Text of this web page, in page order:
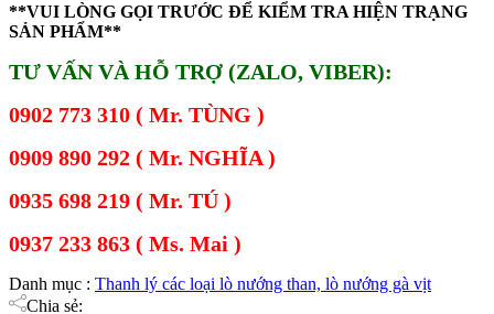
**VUI LÒNG GỌI TRƯỚC ĐỂ KIỂM TRA HIỆN TRẠNG
SẢN PHẨM**
TƯ VẤN VÀ HỖ TRỢ (ZALO, VIBER):
0902 773 310 ( Mr. TÙNG )
0909 890 292 ( Mr. NGHĨA )
0935 698 219 ( Mr. TÚ )
0937 233 863 ( Ms. Mai )
Danh mục : Thanh lý các loại lò nướng than, lò nướng gà vịt
Chia sẻ: